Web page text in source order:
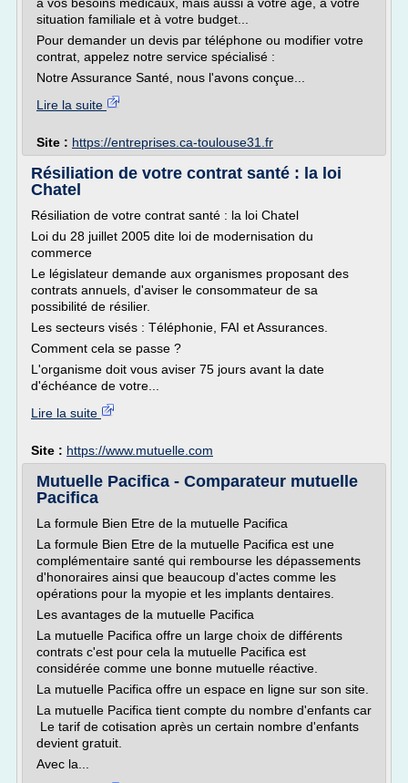
situation familiale et à votre budget...
Pour demander un devis par téléphone ou modifier votre
contrat, appelez notre service spécialisé :
Notre Assurance Santé, nous l'avons conçue...
Lire la suite
Site : https://entreprises.ca-toulouse31.fr
Résiliation de votre contrat santé : la loi
Chatel
Résiliation de votre contrat santé : la loi Chatel
Loi du 28 juillet 2005 dite loi de modernisation du
commerce
Le législateur demande aux organismes proposant des
contrats annuels, d'aviser le consommateur de sa
possibilité de résilier.
Les secteurs visés : Téléphonie, FAI et Assurances.
Comment cela se passe ?
L'organisme doit vous aviser 75 jours avant la date
d'échéance de votre...
Lire la suite
Site : https://www.mutuelle.com
Mutuelle Pacifica - Comparateur mutuelle
Pacifica
La formule Bien Etre de la mutuelle Pacifica
La formule Bien Etre de la mutuelle Pacifica est une
complémentaire santé qui rembourse les dépassements
d'honoraires ainsi que beaucoup d'actes comme les
opérations pour la myopie et les implants dentaires.
Les avantages de la mutuelle Pacifica
La mutuelle Pacifica offre un large choix de différents
contrats c'est pour cela la mutuelle Pacifica est
considérée comme une bonne mutuelle réactive.
La mutuelle Pacifica offre un espace en ligne sur son site.
La mutuelle Pacifica tient compte du nombre d'enfants car
Le tarif de cotisation après un certain nombre d'enfants
devient gratuit.
Avec la...